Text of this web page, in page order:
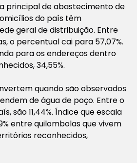
principal de abastecimento de
do país têm
geral de distribuição. Entre
o percentual cai para 57,07%.
para os endereços dentro
34,55%.
quando são observados
de água de poço. Entre o
são 11,44%. Índice que escala
entre quilombolas que vivem
reconhecidos,